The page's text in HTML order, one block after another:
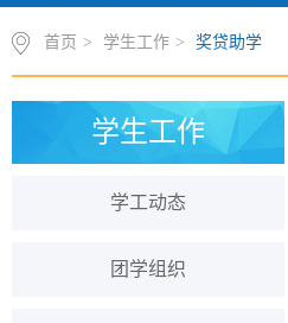
首页 > 学生工作 > 奖贷助学
学生工作
学工动态
团学组织